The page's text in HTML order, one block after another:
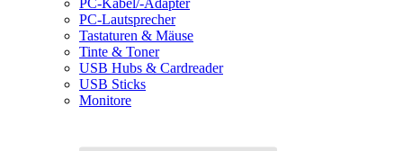
PC-Kabel/-Adapter
PC-Lautsprecher
Tastaturen & Mäuse
Tinte & Toner
USB Hubs & Cardreader
USB Sticks
Monitore